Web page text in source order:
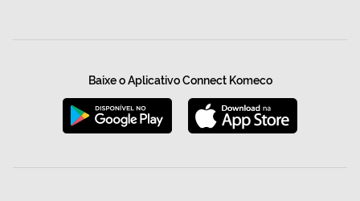
Baixe o Aplicativo Connect Komeco